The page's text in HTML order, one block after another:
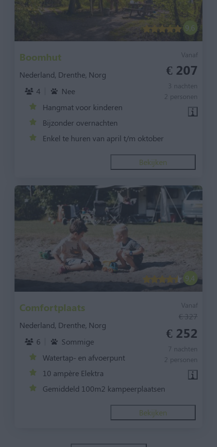
9,6
Vanaf
€ 207
3 nachten
2 personen
Boomhut
Nederland, Drenthe, Norg
4
Nee
Hangmat voor kinderen
Bijzonder overnachten
Enkel te huren van april t/m oktober
Bekijken
9,4
Vanaf
€ 327
€ 252
7 nachten
2 personen
Comfortplaats
Nederland, Drenthe, Norg
6
Sommige
Watertap- en afvoerpunt
10 ampère Elektra
Gemiddeld 100m2 kampeerplaatsen
Bekijken